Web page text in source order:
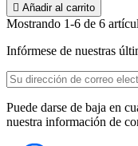
 Añadir al carrito
Mostrando 1-6 de 6
Infórmese de nuestras
Puede darse de baja en
nuestra información de